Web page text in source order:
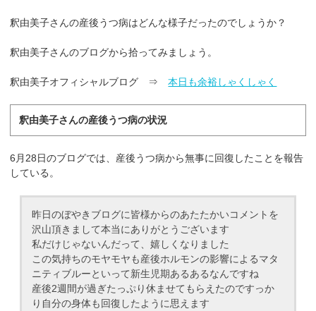
釈由美子さんの産後うつ病はどんな様子だったのでしょうか？
釈由美子さんのブログから拾ってみましょう。
釈由美子オフィシャルブログ ⇒本日も余裕しゃくしゃく
釈由美子さんの産後うつ病の状況
6月28日のブログでは、産後うつ病から無事に回復したことを報告
している。
昨日のぼやきブログに皆様からのあたたかいコメントを
沢山頂きまして本当にありがとうございます
私だけじゃないんだって、嬉しくなりました
この気持ちのモヤモヤも産後ホルモンの影響によるマタ
ニティブルーといって新生児期あるあるなんですね
産後2週間が過ぎたっぷり休ませてもらえたのですっか
り自分の身体も回復したように思えます